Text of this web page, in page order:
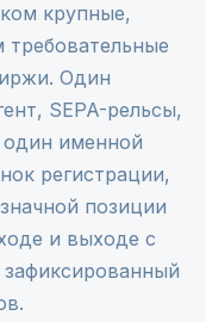
крупные,
Один
SEPA-рельсы,
именной
регистрации,
позиции
и выходе с